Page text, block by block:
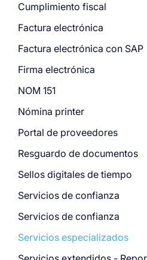
Cumplimiento fiscal
Factura electrónica
Factura electrónica con SAP
Firma electrónica
NOM 151
Nómina printer
Portal de proveedores
Resguardo de documentos
Sellos digitales de tiempo
Servicios de confianza
Servicios de confianza
Servicios especializados